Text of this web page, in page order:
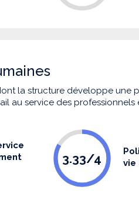
la structure développe une
au service des professionnels
3.33/4
vie